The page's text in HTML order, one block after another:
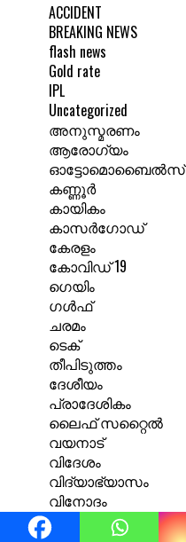
ACCIDENT
BREAKING NEWS
flash news
Gold rate
IPL
Uncategorized
അനുസ്മരണം
ആരോഗ്യം
ഓട്ടോമൊബൈൽസ്
കണ്ണൂർ
കായികം
കാസർഗോഡ്
കേരളം
കോവിഡ് 19
ഗെയിം
ഗൾഫ്
ചരമം
ടെക്
തീപിടുത്തം
ദേശീയം
പ്രാദേശികം
ലൈഫ് സറ്റൈൽ
വയനാട്
വിദേശം
വിദ്യാഭ്യാസം
വിനോദം
സിനിമ